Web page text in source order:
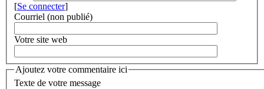
[Se connecter]
Courriel (non publié)
Votre site web
Ajoutez votre commentaire ici
Texte de votre message